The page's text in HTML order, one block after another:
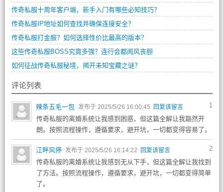
传奇私服十周年客户端，新手入门有哪些必知技巧？
传奇私服IP地址如何查找并确保连接安全？
传奇私服打金服？如何选择性价比最高的版本？
这些传奇私服BOSS究竟多强？连行会都闻风丧胆
如何征战传奇私服秘境，揭开未知宝藏之谜？
评论列表
1
辣条五毛一包 发布于 2025/5/26 16:00:45 回复该留言
传奇私服的离婚系统让我感到困惑，但这篇全解让我豁然开
朗。按照流程操作，遵循要求，避开坑，一切都变得容易了。
2
江畔风停 发布于 2025/5/26 16:14:22 回复该留言
传奇私服的离婚系统让我感到无从下手，但这篇全解让我找到
了方法。按照流程操作，遵循要求，避开坑，一切都变得简单
了。